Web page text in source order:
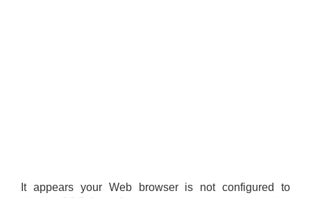
It appears your Web browser is not configured to